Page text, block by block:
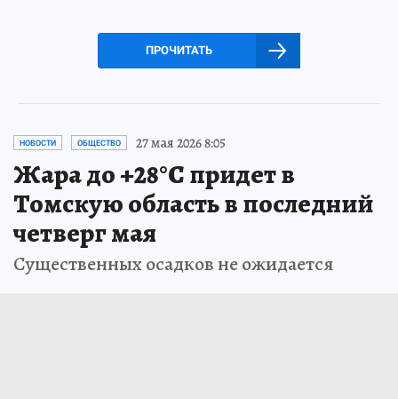
ПРОЧИТАТЬ
НОВОСТИ ОБЩЕСТВО 27 мая 2026 8:05
Жара до +28°С придет в
Томскую область в последний
четверг мая
Существенных осадков не ожидается